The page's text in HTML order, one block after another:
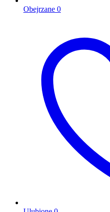
Obejrzane 0